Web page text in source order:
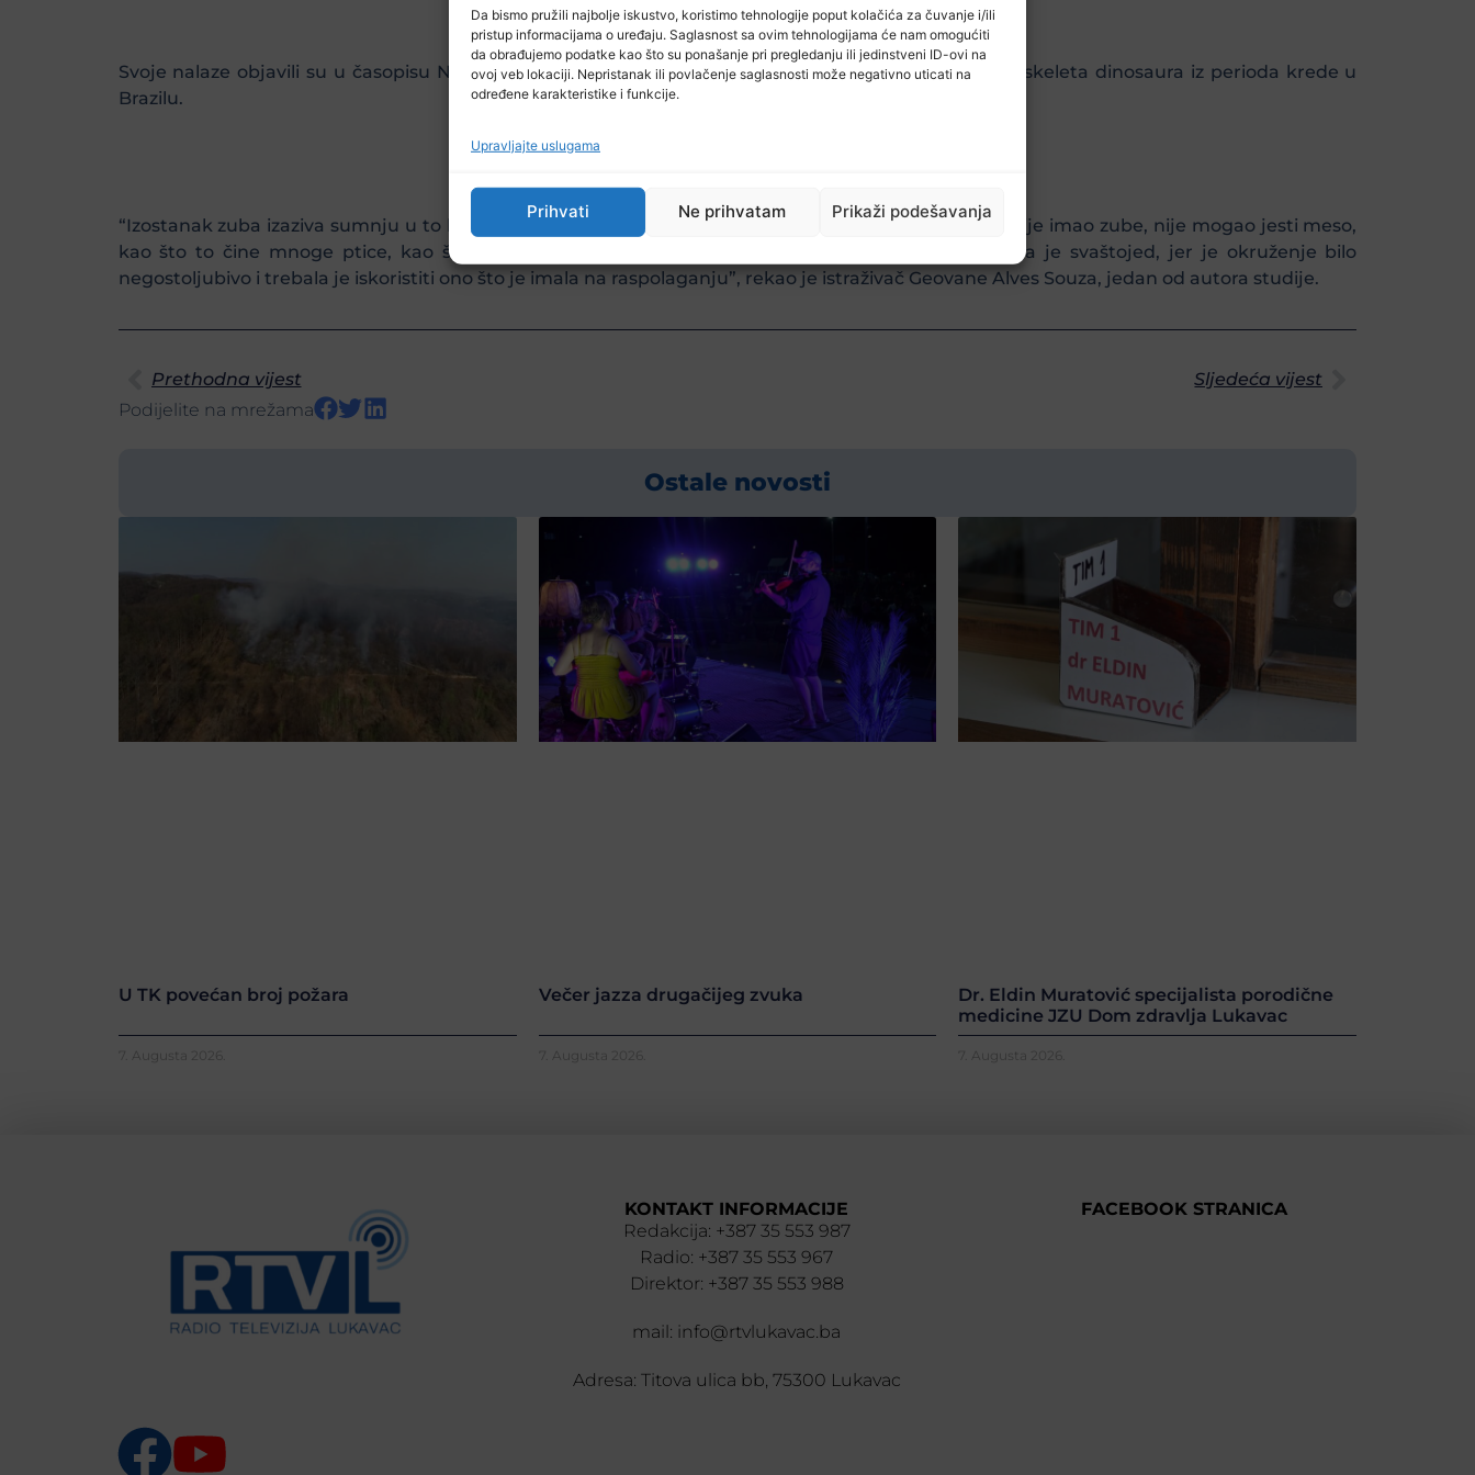
Da bismo pružili najbolje iskustvo, koristimo tehnologije poput kolačića za čuvanje i/ili
pristup informacijama o uređaju. Saglasnost sa ovim tehnologijama će nam omogućiti
da obrađujemo podatke kao što su ponašanje pri pregledanju ili jedinstveni ID-ovi na
ovoj veb lokaciji. Nepristanak ili povlačenje saglasnosti može negativno uticati na
određene karakteristike i funkcije.
Upravljajte uslugama
Prihvati Ne prihvatam Prikaži podešavanja
Svoje nalaze objavili su u časopisu Nature, nazvavši otkriće jednim od najkompletnijih pronađenih skeleta dinosaura iz perioda krede u
Brazilu.
“Izostanak zuba izaziva sumnju u to kakvu je ishranu ova životinja imala. To ne znači da, budući da nije imao zube, nije mogao jesti meso,
kao što to čine mnoge ptice, kao što su jastreb i lešinari. Najvjerovatnije se radilo o životinji koja je svaštojed, jer je okruženje bilo
negostoljubivo i trebala je iskoristiti ono što je imala na raspolaganju”, rekao je istraživač Geovane Alves Souza, jedan od autora studije.
Prethodna vijest
Sljedeća vijest
Podijelite na mrežama
Ostale novosti
U TK povećan broj požara
7. Augusta 2026.
Večer jazza drugačijeg zvuka
7. Augusta 2026.
Dr. Eldin Muratović specijalista porodične
medicine JZU Dom zdravlja Lukavac
7. Augusta 2026.
KONTAKT INFORMACIJE
Redakcija: +387 35 553 987
Radio: +387 35 553 967
Direktor: +387 35 553 988
mail: info@rtvlukavac.ba
Adresa: Titova ulica bb, 75300 Lukavac
FACEBOOK STRANICA